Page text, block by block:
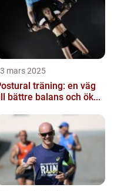
mars 2025
träning: en väg
bättre balans och ök...